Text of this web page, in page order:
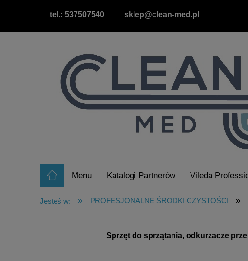
tel.: 537507540 sklep@clean-med.pl
Menu Katalogi Partnerów Vileda
Jesteś w: » PROFESJONALNE ŚRODKI CZYSTOŚCI »
Sprzęt do sprzątania, odkurzacze